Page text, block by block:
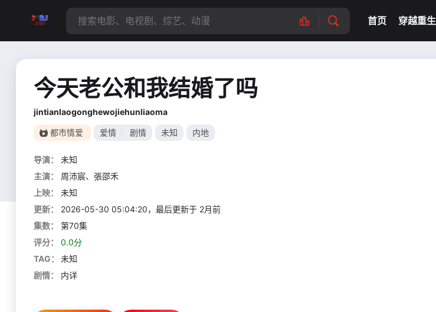
首页 穿越重生
今天老公和我结婚了吗
jintianlaogonghewojiehunliaoma
都市情爱 爱情 剧情 未知 内地
导演：
未知
主演：
周沛宸、張邵禾
上映：
未知
更新：
2026-05-30 05:04:20，最后更新于 2月前
集数：
第70集
评分：
0.0分
TAG：
未知
剧情：
内详